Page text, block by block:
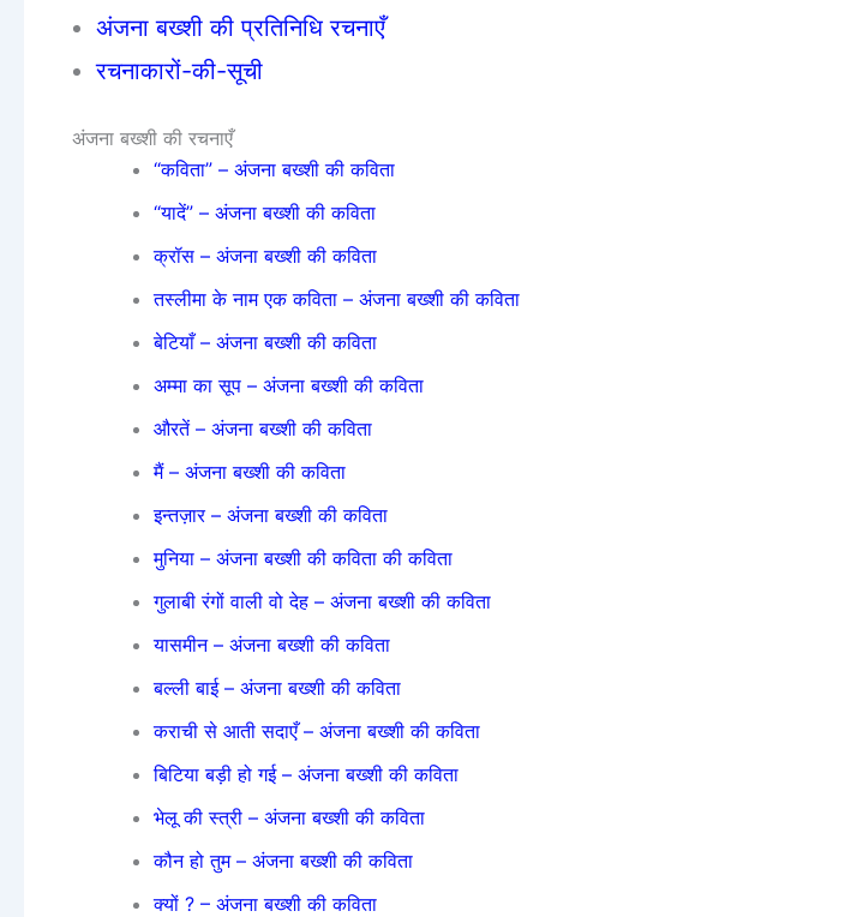
अंजना बख्शी की प्रतिनिधि रचनाएँ
रचनाकारों-की-सूची
अंजना बख्शी की रचनाएँ
“कविता” – अंजना बख्शी की कविता
“यादें” – अंजना बख्शी की कविता
क्रॉस – अंजना बख्शी की कविता
तस्लीमा के नाम एक कविता – अंजना बख्शी की कविता
बेटियाँ – अंजना बख्शी की कविता
अम्मा का सूप – अंजना बख्शी की कविता
औरतें – अंजना बख्शी की कविता
मैं – अंजना बख्शी की कविता
इन्तज़ार – अंजना बख्शी की कविता
मुनिया – अंजना बख्शी की कविता की कविता
गुलाबी रंगों वाली वो देह – अंजना बख्शी की कविता
यासमीन – अंजना बख्शी की कविता
बल्ली बाई – अंजना बख्शी की कविता
कराची से आती सदाएँ – अंजना बख्शी की कविता
बिटिया बड़ी हो गई – अंजना बख्शी की कविता
भेलू की स्त्री – अंजना बख्शी की कविता
कौन हो तुम – अंजना बख्शी की कविता
क्यों ? – अंजना बख्शी की कविता